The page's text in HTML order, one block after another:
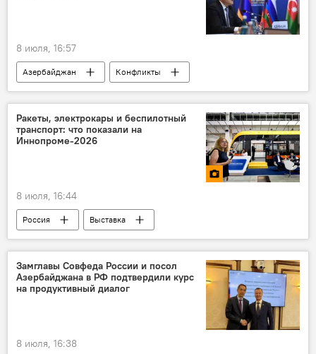
8 июля, 16:57
Азербайджан
Конфликты
Джейхун Байрамов
Ракеты, электрокары и беспилотный
транспорт: что показали на
Иннопроме‑2026
8 июля, 16:44
Россия
Выставка
Промышленность
Достижения
Фото
Замглавы Совфеда России и посол
Азербайджана в РФ подтвердили курс
на продуктивный диалог
8 июля, 16:38